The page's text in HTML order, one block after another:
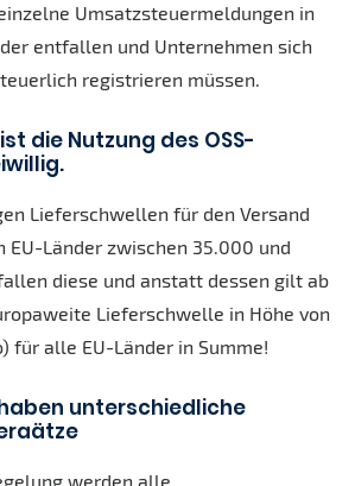
Umsatzsteuermeldungen in
entfallen und Unternehmen sich
registrieren müssen.
die Nutzung des OSS-
Lieferschwellen für den Versand
EU-Länder zwischen 35.000 und
diese und anstatt dessen gilt ab
Lieferschwelle in Höhe von
für alle EU-Länder in Summe!
unterschiedliche
werden alle